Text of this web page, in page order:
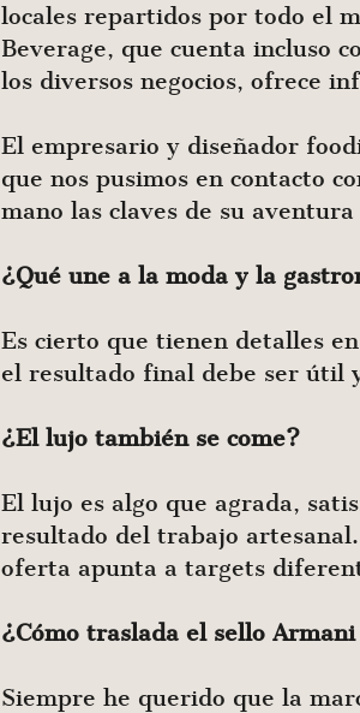
locales repartidos por todo el
Beverage, que cuenta incluso
los diversos negocios, ofrece
El empresario y diseñador
que nos pusimos en contacto
mano las claves de su
¿Qué une a la moda y la
Es cierto que tienen detalles
el resultado final debe ser útil
¿El lujo también se come?
El lujo es algo que agrada,
resultado del trabajo
oferta apunta a targets
¿Cómo traslada el sello
Siempre he querido que la